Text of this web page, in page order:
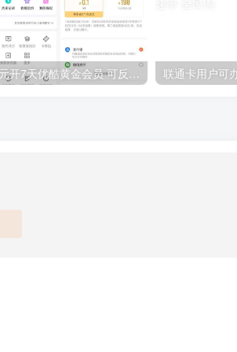
0.1元开7天优酷黄金会员 可反复开通需要关闭自动续费